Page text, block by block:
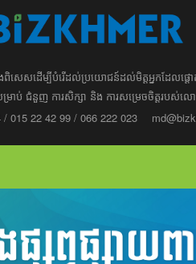
ាង​ពិសេស​​ដើម្បី​បំរើ​ដល់​ប្រយោជន៍​​​ដល់​មិត្ត​អ្នក​ដ
ម្រាប់​ ជំនួញ​ ការសិក្សា​ ​និង ការ​សម្រេច​ចិត្ត​រប
/ 015 22 42 99 / 066 222 023